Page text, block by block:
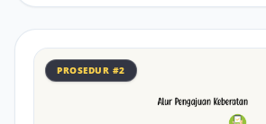
PROSEDUR #2